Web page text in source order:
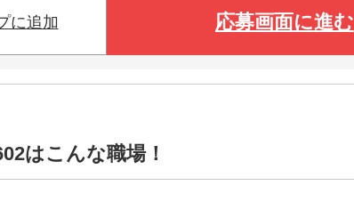
に追加 応募画面に進む
はこんな職場！